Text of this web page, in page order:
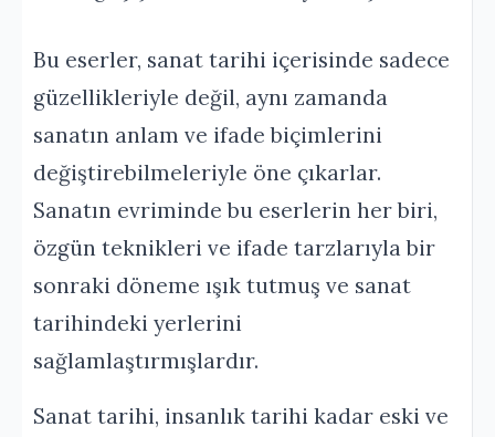
Bu eserler, sanat tarihi içerisinde sadece
güzellikleriyle değil, aynı zamanda
sanatın anlam ve ifade biçimlerini
değiştirebilmeleriyle öne çıkarlar.
Sanatın evriminde bu eserlerin her biri,
özgün teknikleri ve ifade tarzlarıyla bir
sonraki döneme ışık tutmuş ve sanat
tarihindeki yerlerini
sağlamlaştırmışlardır.
Sanat tarihi, insanlık tarihi kadar eski ve